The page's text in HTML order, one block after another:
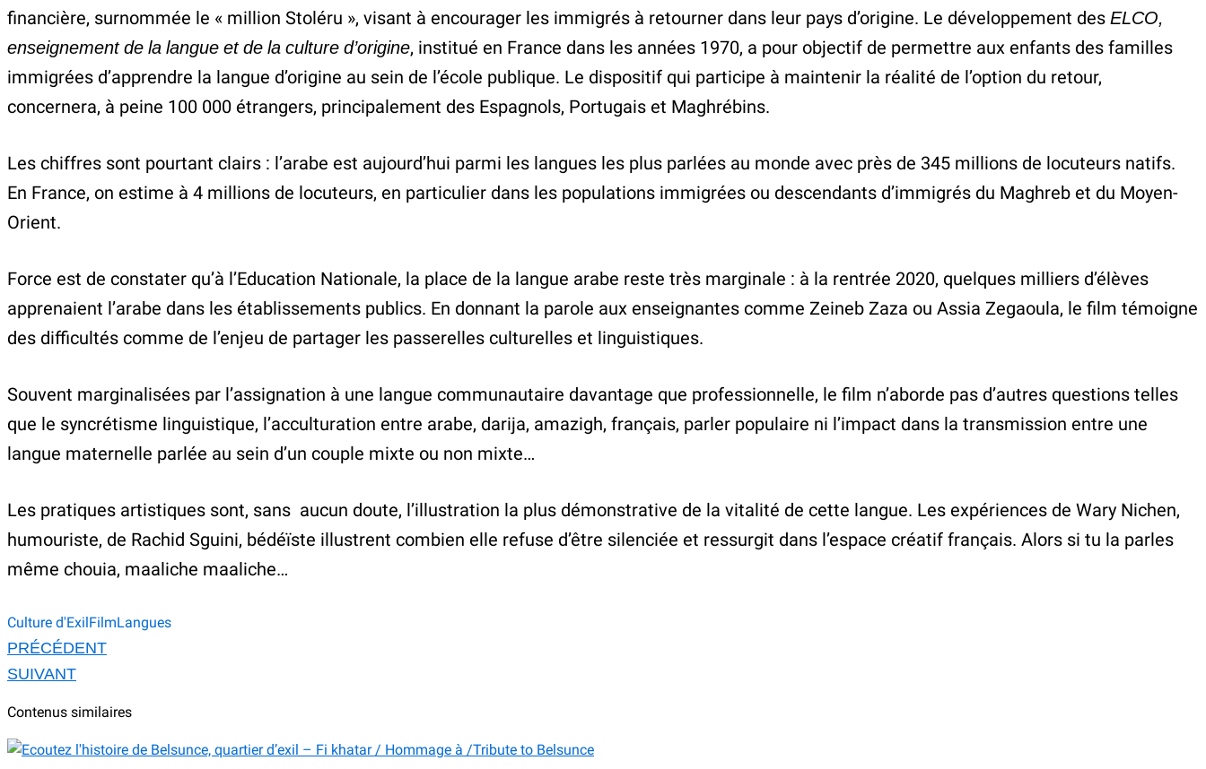
financière, surnommée le « million Stoléru », visant à encourager les immigrés à retourner dans leur pays d’origine. Le développement des ELCO,
enseignement de la langue et de la culture d’origine, institué en France dans les années 1970, a pour objectif de permettre aux enfants des familles
immigrées d’apprendre la langue d’origine au sein de l’école publique. Le dispositif qui participe à maintenir la réalité de l’option du retour,
concernera, à peine 100 000 étrangers, principalement des Espagnols, Portugais et Maghrébins.
Les chiffres sont pourtant clairs : l’arabe est aujourd’hui parmi les langues les plus parlées au monde avec près de 345 millions de locuteurs natifs.
En France, on estime à 4 millions de locuteurs, en particulier dans les populations immigrées ou descendants d’immigrés du Maghreb et du Moyen-
Orient.
Force est de constater qu’à l’Education Nationale, la place de la langue arabe reste très marginale : à la rentrée 2020, quelques milliers d’élèves
apprenaient l’arabe dans les établissements publics. En donnant la parole aux enseignantes comme Zeineb Zaza ou Assia Zegaoula, le film témoigne
des difficultés comme de l’enjeu de partager les passerelles culturelles et linguistiques.
Souvent marginalisées par l’assignation à une langue communautaire davantage que professionnelle, le film n’aborde pas d’autres questions telles
que le syncrétisme linguistique, l’acculturation entre arabe, darija, amazigh, français, parler populaire ni l’impact dans la transmission entre une
langue maternelle parlée au sein d’un couple mixte ou non mixte…
Les pratiques artistiques sont, sans aucun doute, l’illustration la plus démonstrative de la vitalité de cette langue. Les expériences de Wary Nichen,
humouriste, de Rachid Sguini, bédéïste illustrent combien elle refuse d’être silenciée et ressurgit dans l’espace créatif français. Alors si tu la parles
même chouia, maaliche maaliche…
Culture d'ExilFilmLangues
PRÉCÉDENT
SUIVANT
Contenus similaires